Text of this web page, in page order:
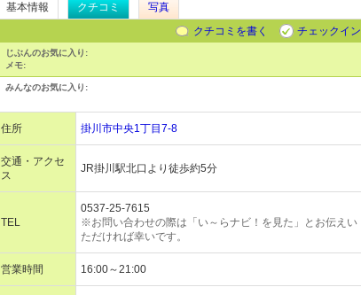
基本情報 クチコミ
写真
クチコミを書く
チェックイン
じぶんのお気に入り:
メモ:
みんなのお気に入り:
住所 掛川市中央1丁目7-8
交通・アクセ
ス
JR掛川駅北口より徒歩約5分
TEL
0537-25-7615
※お問い合わせの際は「い～らナビ！を見た」とお伝えい
ただければ幸いです。
営業時間 16:00～21:00